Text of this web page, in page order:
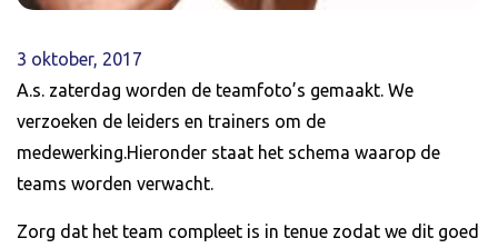
3 oktober, 2017
A.s. zaterdag worden de teamfoto’s gemaakt. We
verzoeken de leiders en trainers om de
medewerking.Hieronder staat het schema waarop de
teams worden verwacht.
Zorg dat het team compleet is in tenue zodat we dit goed